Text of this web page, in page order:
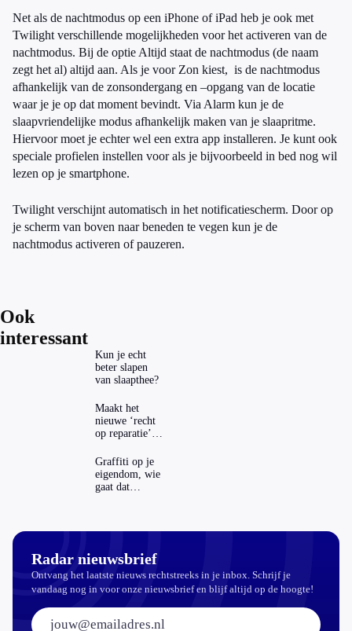
Net als de nachtmodus op een iPhone of iPad heb je ook met
Twilight verschillende mogelijkheden voor het activeren van de
nachtmodus. Bij de optie Altijd staat de nachtmodus (de naam
zegt het al) altijd aan. Als je voor Zon kiest, is de nachtmodus
afhankelijk van de zonsondergang en –opgang van de locatie
waar je je op dat moment bevindt. Via Alarm kun je de
slaapvriendelijke modus afhankelijk maken van je slaapritme.
Hiervoor moet je echter wel een extra app installeren. Je kunt ook
speciale profielen instellen voor als je bijvoorbeeld in bed nog wil
lezen op je smartphone.
Twilight verschijnt automatisch in het notificatiescherm. Door op
je scherm van boven naar beneden te vegen kun je de
nachtmodus activeren of pauzeren.
Ook
interessant
Kun je echt
beter slapen
van slaapthee?
Maakt het
nieuwe ‘recht
op reparatie’
echt
aantrekkelijker?
Graffiti op je
eigendom, wie
gaat dat
Radar nieuwsbrief
Ontvang het laatste nieuws rechtstreeks in je inbox. Schrijf je
vandaag nog in voor onze nieuwsbrief en blijf altijd op de hoogte!
E-mailadres: